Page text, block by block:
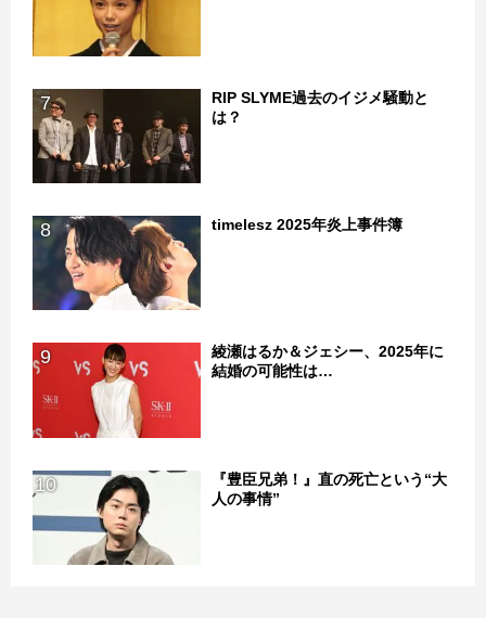
7
RIP SLYME過去のイジメ騒動と
は？
8 timelesz 2025年炎上事件簿
9
綾瀬はるか＆ジェシー、2025年に
結婚の可能性は…
10
『豊臣兄弟！』直の死亡という“大
人の事情”